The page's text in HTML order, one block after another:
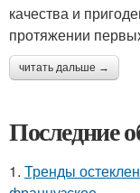
качества и
протяжении
читать дальше →
Последние
1. Тренды